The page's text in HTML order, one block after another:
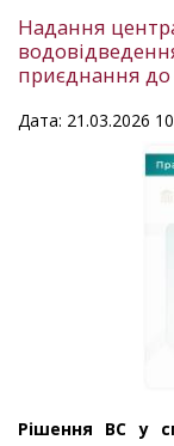
Надання
приєднання до
Дата: 21.03.2026
Рішення ВС у